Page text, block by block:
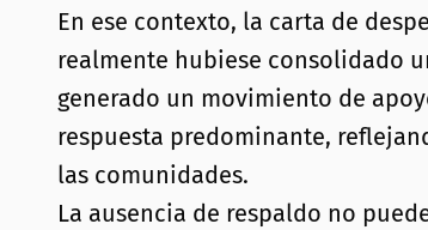
En ese contexto, la carta de
realmente hubiese consolidado
generado un movimiento de
respuesta predominante,
las comunidades.
La ausencia de respaldo no